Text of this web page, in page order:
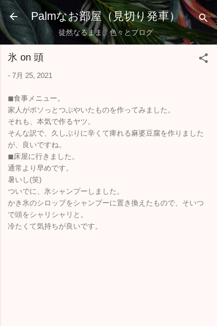
スキップしてメイン コンテンツに移動
Palmなお部屋（見切り発車）
徒然なるまま、色々とブログ
氷 on 頭
- 7月 25, 2021
◼︎食事メニュー。
家人がポソっとつぶやいたものを作ってみました。
それも、本気で作るヤツ。
そんな訳で、久しぶりに辛くて痺れる麻婆豆腐を作りました
が、良いですね。
◼︎床屋に行きました。
通常より早めです。
暑いし(笑)
ついでに、氷シャンプーしました。
かき氷のシロップをシャンプーに置き換えたもので、そいつ
で頭をシャリシャリと。
冷たくて気持ちが良いです。